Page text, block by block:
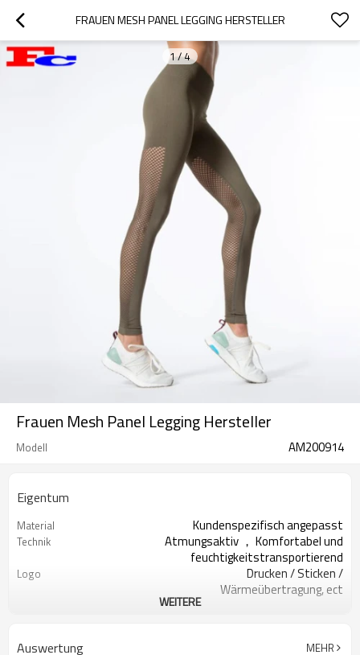
FRAUEN MESH PANEL LEGGING HERSTELLER
1/4
Frauen Mesh Panel Legging Hersteller
Modell AM200914
Eigentum
Material Kundenspezifisch angepasst
Technik
Atmungsaktiv ， Komfortabel und
feuchtigkeitstransportierend
Logo
Drucken / Sticken /
Wärmeübertragung, ect
WEITERE
Auswertung MEHR